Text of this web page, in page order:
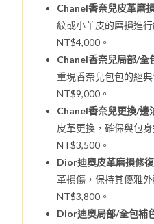
Chanel香奈兒皮革磨
紋或小羊皮的磨損進
NT$4,000。
Chanel香奈兒局部/全
重現香奈兒包包的經
NT$9,000。
Chanel香奈兒更換/邊
皮革更換，確保與包
NT$3,500。
Dior迪奧皮革磨損修
革損傷，保持其優雅
NT$3,800。
Dior迪奧局部/全包補